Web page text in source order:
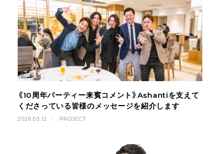
《10周年パーティー来賓コメント》Ashantiを支えて
くださっている皆様のメッセージを紹介します
2026.03.12 PROJECT